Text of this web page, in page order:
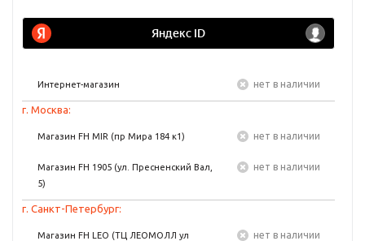
Интернет-магазин Нет в наличии
г. Москва:
Магазин FH MIR (пр Мира 184 к1) Нет в наличии
Магазин FH 1905 (ул. Пресненский Вал,
5)
Нет в наличии
г. Санкт-Петербург:
Магазин FH LEO (ТЦ ЛЕОМОЛЛ ул
Нет в наличии